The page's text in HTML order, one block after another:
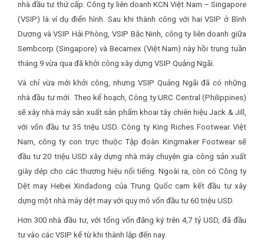
nhà đầu tư thứ cấp. Công ty liên doanh KCN Việt Nam – Singapore
(VSIP) là ví dụ điển hình. Sau khi thành công với hai VSIP ở Bình
Dương và VSIP Hải Phòng, VSIP Bắc Ninh, công ty liên doanh giữa
Sembcorp (Singapore) và Becamex (Việt Nam) này hồi trung tuần
tháng 9 vừa qua đã khởi công xây dựng VSIP Quảng Ngãi.
Và chỉ vừa mới khởi công, nhưng VSIP Quảng Ngãi đã có những
nhà đầu tư mới. Theo kế hoạch, Công ty URC Central (Philippines)
sẽ xây nhà máy sản xuất sản phẩm khoai tây chiên hiệu Jack & Jill,
với vốn đầu tư 35 triệu USD. Công ty King Riches Footwear Việt
Nam, công ty con trực thuộc Tập đoàn Kingmaker Footwear sẽ
đầu tư 20 triệu USD xây dựng nhà máy chuyên gia công sản xuất
giày dép cho các thương hiệu nổi tiếng. Ngoài ra, còn có Công ty
Dệt may Hebei Xindadong của Trung Quốc cam kết đầu tư xây
dựng một nhà máy dệt may với quy mô vốn đầu tư 60 triệu USD.
Hơn 300 nhà đầu tư, với tổng vốn đăng ký trên 4,7 tỷ USD, đã đầu
tư vào các VSIP kể từ khi thành lập đến nay.